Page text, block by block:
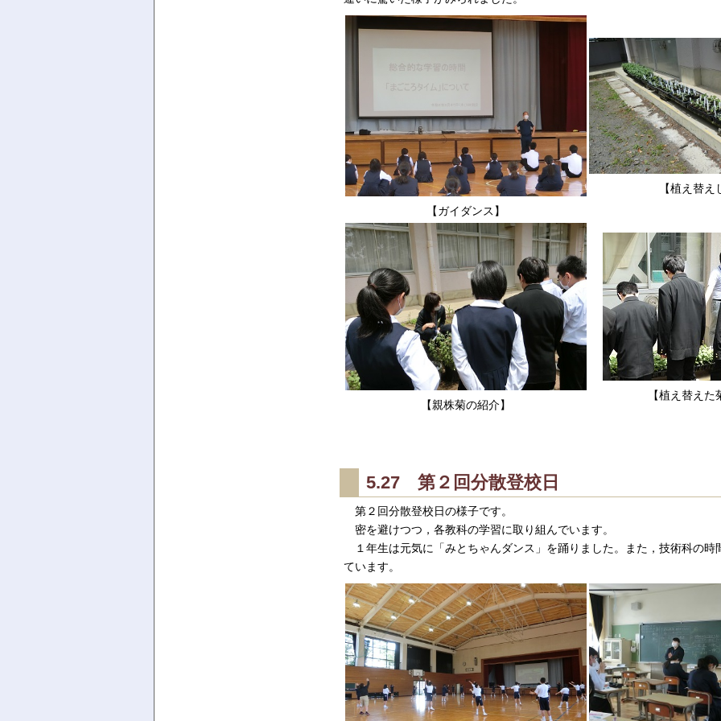
【ガイダンス】
【植え替
【親株菊の紹介】
【植え替え
5.27 第２回分散登校日
第２回分散登校日の様子です。
密を避けつつ，各教科の学習に取り組んでいます。
１年生は元気に「みとちゃんダンス」を踊りました。また，技術科の時
ています。